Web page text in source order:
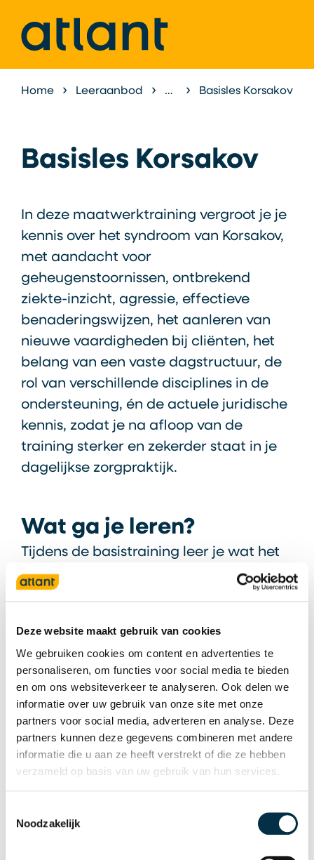
Deze website maakt gebruik van cookies
We gebruiken cookies om content en advertenties te
personaliseren, om functies voor social media te bieden
en om ons websiteverkeer te analyseren. Ook delen we
informatie over uw gebruik van onze site met onze
partners voor social media, adverteren en analyse. Deze
partners kunnen deze gegevens combineren met andere
informatie die u aan ze heeft verstrekt of die ze hebben
verzameld op basis van uw gebruik van hun services.
Noodzakelijk
Home Leeraanbod Basisles Korsakov
Basisles Korsakov
In deze maatwerktraining vergroot je je
kennis over het syndroom van Korsakov,
met aandacht voor
geheugenstoornissen, ontbrekend
ziekte-inzicht, agressie, effectieve
benaderingswijzen, het aanleren van
nieuwe vaardigheden bij cliënten, het
belang van een vaste dagstructuur, de
rol van verschillende disciplines in de
ondersteuning, én de actuele juridische
kennis, zodat je na afloop van de
training sterker en zekerder staat in je
dagelijkse zorgpraktijk.
Wat ga je leren?
Tijdens de basistraining leer je wat het
syndroom van Korsakov inhoudt en
welke gevolgen dit heeft voor het
krijgt inzicht in de kenmerken zoals
geheugenstoornissen, gebrek aan
ziekte-inzicht en gedragsproblemen, en
ontdekt hoe je met passende
benaderingswijzen en structuur de best
mogelijke zorg kunt bieden. Daarnaast
samenwerking tussen verschillende